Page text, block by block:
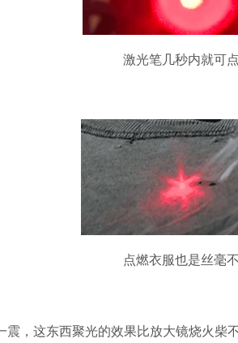
激光笔几秒内就可
点燃衣服也是丝毫
震，这东西聚光的效果比放大镜烧火柴